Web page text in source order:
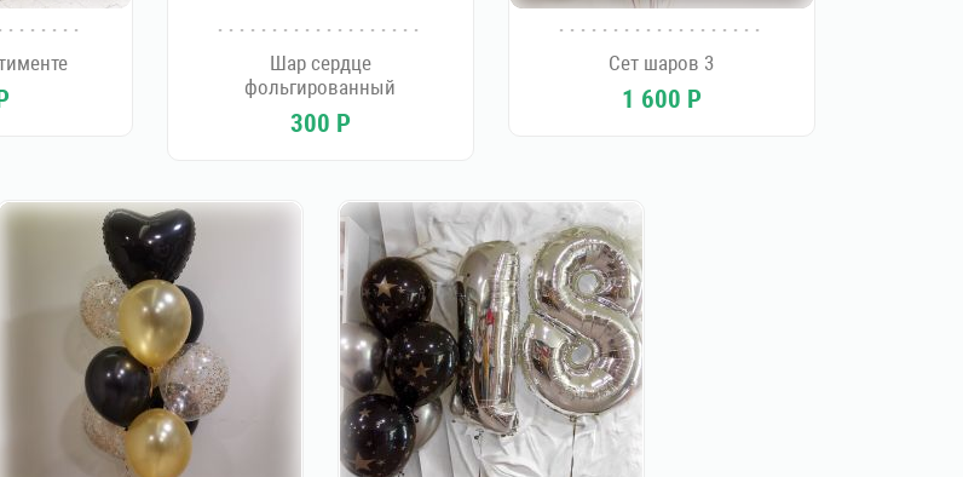
Шар сердце
фольгированный
300 Р
Сет шаров 3
1 600 Р